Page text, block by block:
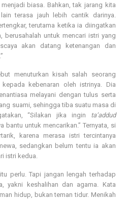
biasa. Bahkan, tak jarang kita
terasa jauh lebih cantik darinya.
terutama ketika ia diingatkan
berusahalah untuk mencari istri yang
akan datang ketenangan dan
menuturkan kisah salah seorang
kebenaran oleh istrinya. Dia
melayani dengan tulus serta
suami, sehingga tiba suatu masa di
“Silakan jika ingin ta’addud
bantu untuk mencarikan.” Ternyata, si
karena merasa istri tercintanya
sedangkan belum tentu ia akan
istri kedua.
perlu. Tapi jangan lengah terhadap
yakni keshalihan dan agama. Kata
hidup, bukan teman tidur. Menikah